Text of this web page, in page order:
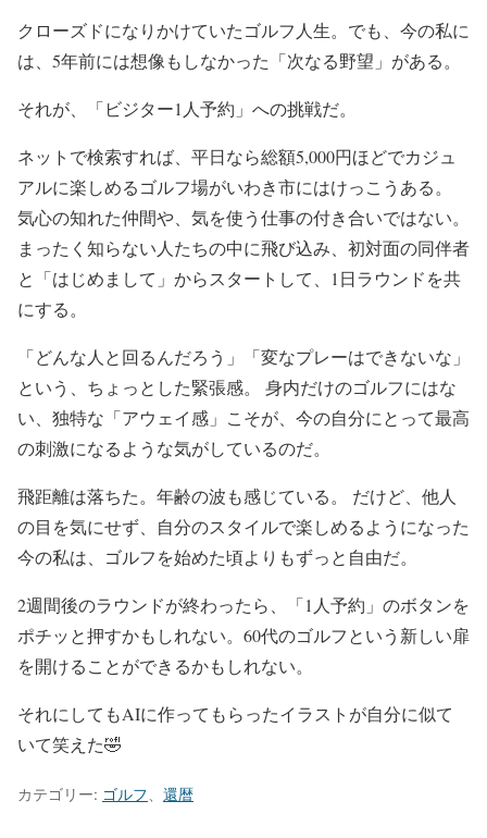
クローズドになりかけていたゴルフ人生。でも、今の私に
は、5年前には想像もしなかった「次なる野望」がある。
それが、「ビジター1人予約」への挑戦だ。
ネットで検索すれば、平日なら総額5,000円ほどでカジュ
アルに楽しめるゴルフ場がいわき市にはけっこうある。
気心の知れた仲間や、気を使う仕事の付き合いではない。
まったく知らない人たちの中に飛び込み、初対面の同伴者
と「はじめまして」からスタートして、1日ラウンドを共
にする。
「どんな人と回るんだろう」「変なプレーはできないな」
という、ちょっとした緊張感。 身内だけのゴルフにはな
い、独特な「アウェイ感」こそが、今の自分にとって最高
の刺激になるような気がしているのだ。
飛距離は落ちた。年齢の波も感じている。 だけど、他人
の目を気にせず、自分のスタイルで楽しめるようになった
今の私は、ゴルフを始めた頃よりもずっと自由だ。
2週間後のラウンドが終わったら、「1人予約」のボタンを
ポチッと押すかもしれない。60代のゴルフという新しい扉
を開けることができるかもしれない。
それにしてもAIに作ってもらったイラストが自分に似て
いて笑えた🤣
カテゴリー: ゴルフ、 還暦